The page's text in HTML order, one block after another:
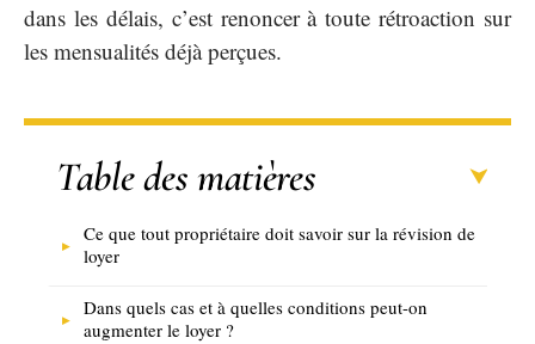
dans les délais, c’est renoncer à toute rétroaction sur
les mensualités déjà perçues.
Table des matières
Ce que tout propriétaire doit savoir sur la révision de
loyer
Dans quels cas et à quelles conditions peut-on
augmenter le loyer ?